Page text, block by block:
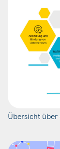
Übersicht über